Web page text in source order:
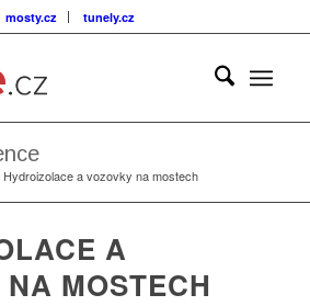
mosty.cz tunely.cz
Hydroizolace a vozovky na mostech
A
MOSTECH